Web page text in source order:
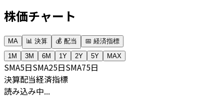
株価チャート
MA 📊 決算 💰 配当
📅 経済指標
1M
3M 6M 1Y 2Y 5Y MAX
SMA5日SMA25日SMA75日
決算配当経済指標
読み込み中...